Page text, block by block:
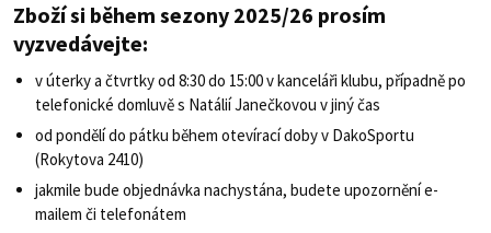
Zboží si během sezony 2025/26 prosím
vyzvedávejte:
v úterky a čtvrtky od 8:30 do 15:00 v kanceláři klubu, případně po
telefonické domluvě s Natálií Janečkovou v jiný čas
od pondělí do pátku během otevírací doby v DakoSportu
(Rokytova 2410)
jakmile bude objednávka nachystána, budete upozornění e-
mailem či telefonátem